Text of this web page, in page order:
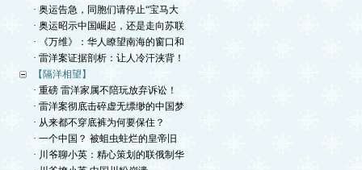
· 奥运告急，同胞们请停止“宝马大
· 奥运昭示中国崛起，还是走向苏联
· 《万维》：华人瞭望南海的窗口和
· 雷洋案证据剖析：让人冷汗浃背！
【隔洋相望】
· 重磅 雷洋家属不陪玩放弃诉讼！
· 雷洋案彻底击碎虚无缥缈的中国梦
· 从来都不穿底裤为何要保住？
· 一个中国？ 被蛆虫蛀烂的皇帝旧
· 川爷聊小英：精心策划的联俄制华